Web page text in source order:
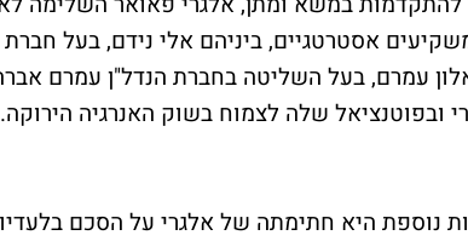
אסטרטגיים, ביניהם אלי נידם, בעל
עמרם, בעל השליטה בחברת הנדל"ן עמרם
ובפוטנציאל שלה לצמוח בשוק האנרגיה הירוקה.